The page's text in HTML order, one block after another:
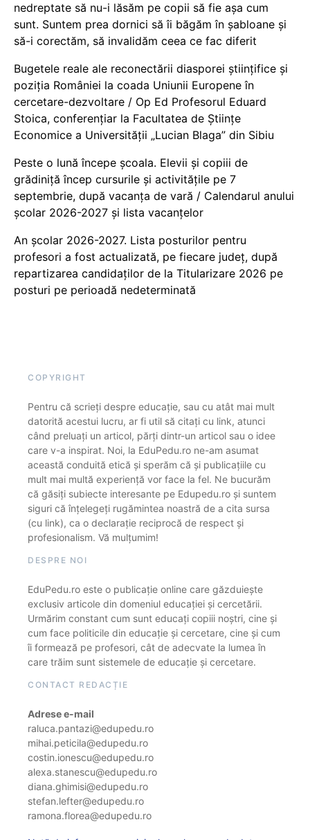
nedreptate să nu-i lăsăm pe copii să fie așa cum
sunt. Suntem prea dornici să îi băgăm în șabloane și
să-i corectăm, să invalidăm ceea ce fac diferit
Bugetele reale ale reconectării diasporei științifice și
poziția României la coada Uniunii Europene în
cercetare-dezvoltare / Op Ed Profesorul Eduard
Stoica, conferențiar la Facultatea de Științe
Economice a Universității „Lucian Blaga” din Sibiu
Peste o lună începe școala. Elevii și copiii de
grădiniță încep cursurile și activitățile pe 7
septembrie, după vacanța de vară / Calendarul anului
școlar 2026-2027 și lista vacanțelor
An școlar 2026-2027. Lista posturilor pentru
profesori a fost actualizată, pe fiecare județ, după
repartizarea candidaților de la Titularizare 2026 pe
posturi pe perioadă nedeterminată
COPYRIGHT
Pentru că scrieți despre educație, sau cu atât mai mult
datorită acestui lucru, ar fi util să citați cu link, atunci
când preluați un articol, părți dintr-un articol sau o idee
care v-a inspirat. Noi, la EduPedu.ro ne-am asumat
această conduită etică și sperăm că și publicațiile cu
mult mai multă experiență vor face la fel. Ne bucurăm
că găsiți subiecte interesante pe Edupedu.ro și suntem
siguri că înțelegeți rugămintea noastră de a cita sursa
(cu link), ca o declarație reciprocă de respect și
profesionalism. Vă mulțumim!
DESPRE NOI
EduPedu.ro este o publicație online care găzduiește
exclusiv articole din domeniul educației și cercetării.
Urmărim constant cum sunt educați copiii noștri, cine și
cum face politicile din educație și cercetare, cine și cum
îi formează pe profesori, cât de adecvate la lumea în
care trăim sunt sistemele de educație și cercetare.
CONTACT REDACȚIE
Adrese e-mail
raluca.pantazi@edupedu.ro
mihai.peticila@edupedu.ro
costin.ionescu@edupedu.ro
alexa.stanescu@edupedu.ro
diana.ghimisi@edupedu.ro
stefan.lefter@edupedu.ro
ramona.florea@edupedu.ro